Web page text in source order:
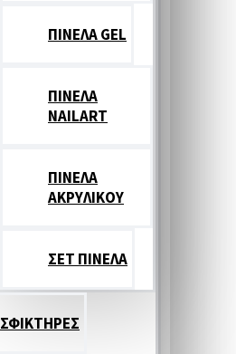
ΠΙΝΕΛΑ GEL
ΠΙΝΕΛΑ
NAILART
ΠΙΝΕΛΑ
ΑΚΡΥΛΙΚΟΥ
ΣΕΤ ΠΙΝΕΛA
ΣΦΙΚΤΗΡΕΣ